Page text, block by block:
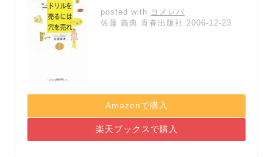
posted with ヨメレバ
佐藤 義典 青春出版社 2006-12-23
Amazonで購入
楽天ブックスで購入